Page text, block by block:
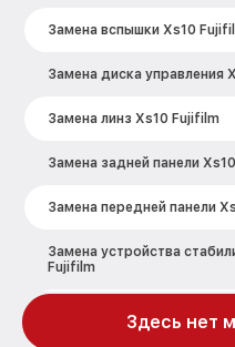
Замена вспышки Xs10
Замена диска управления
Замена линз Xs10 Fujifilm
Замена задней панели
Замена передней панели
Замена устройства
Fujifilm
Замена фокусировочного
Здесь нет